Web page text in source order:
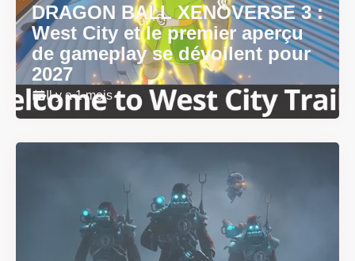
DRAGON BALL XENOVERSE 3 :
West City et le premier aperçu
de gameplay se dévoilent pour
2027
Il y a 1 mois